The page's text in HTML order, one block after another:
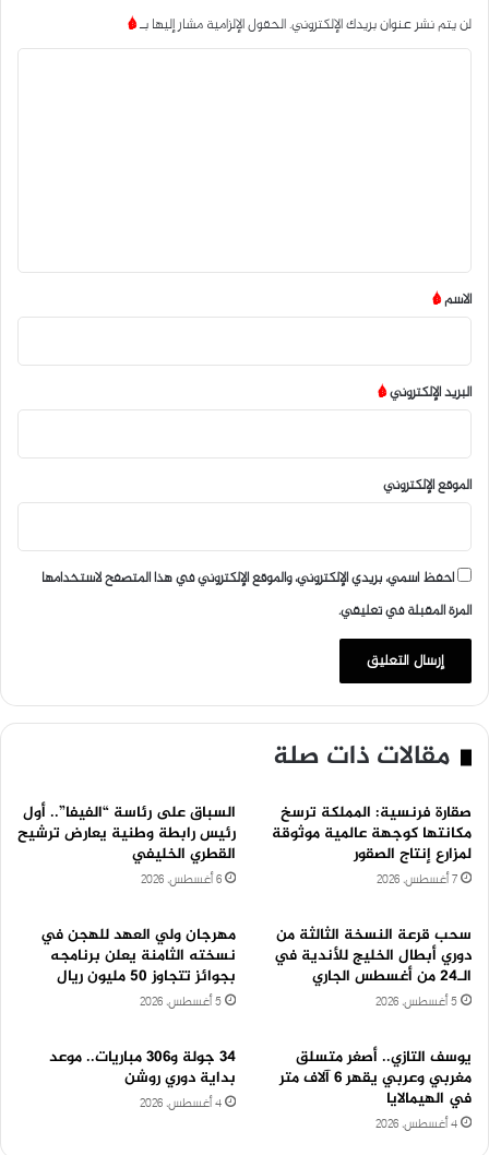
لن يتم نشر عنوان بريدك الإلكتروني.الحقول الإلزامية مشار إليها بـ*
*
الاسم*
البريد الإلكتروني*
الموقع الإلكتروني
احفظ اسمي، بريدي الإلكتروني، والموقع الإلكتروني في هذا المتصفح لاستخدامها
المرة المقبلة في تعليقي.
مقالات ذات صلة
صقارة فرنسية: المملكة ترسخ
مكانتها كوجهة عالمية موثوقة
لمزارع إنتاج الصقور
7 أغسطس، 2026
السباق على رئاسة “الفيفا”.. أول
رئيس رابطة وطنية يعارض ترشيح
القطري الخليفي
6 أغسطس، 2026
سحب قرعة النسخة الثالثة من
دوري أبطال الخليج للأندية في
الـ24 من أغسطس الجاري
5 أغسطس، 2026
مهرجان ولي العهد للهجن في
نسخته الثامنة يعلن برنامجه
بجوائز تتجاوز 50 مليون ريال
5 أغسطس، 2026
يوسف التازي.. أصغر متسلق
مغربي وعربي يقهر 6 آلاف متر
في الهيمالايا
4 أغسطس، 2026
34 جولة و306 مباريات.. موعد
بداية دوري روشن
4 أغسطس، 2026